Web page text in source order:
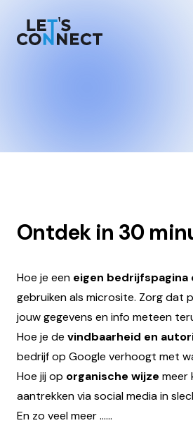
Let's Connect
Ontdek in 30
Hoe je een eigen
gebruiken als microsite. Zorg dat
jouw gegevens en info meteen
Hoe je de vindbaarheid en
bedrijf op Google verhoogt met
Hoe jij op organische wijze meer
aantrekken via social media in
En zo veel meer ......